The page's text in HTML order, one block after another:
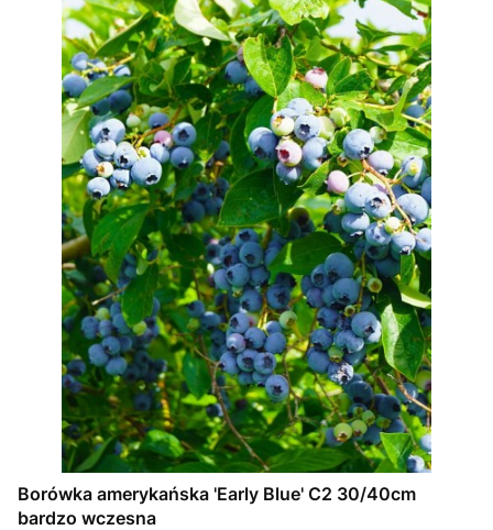
Borówka amerykańska 'Early Blue' C2 30/40cm
bardzo wczesna